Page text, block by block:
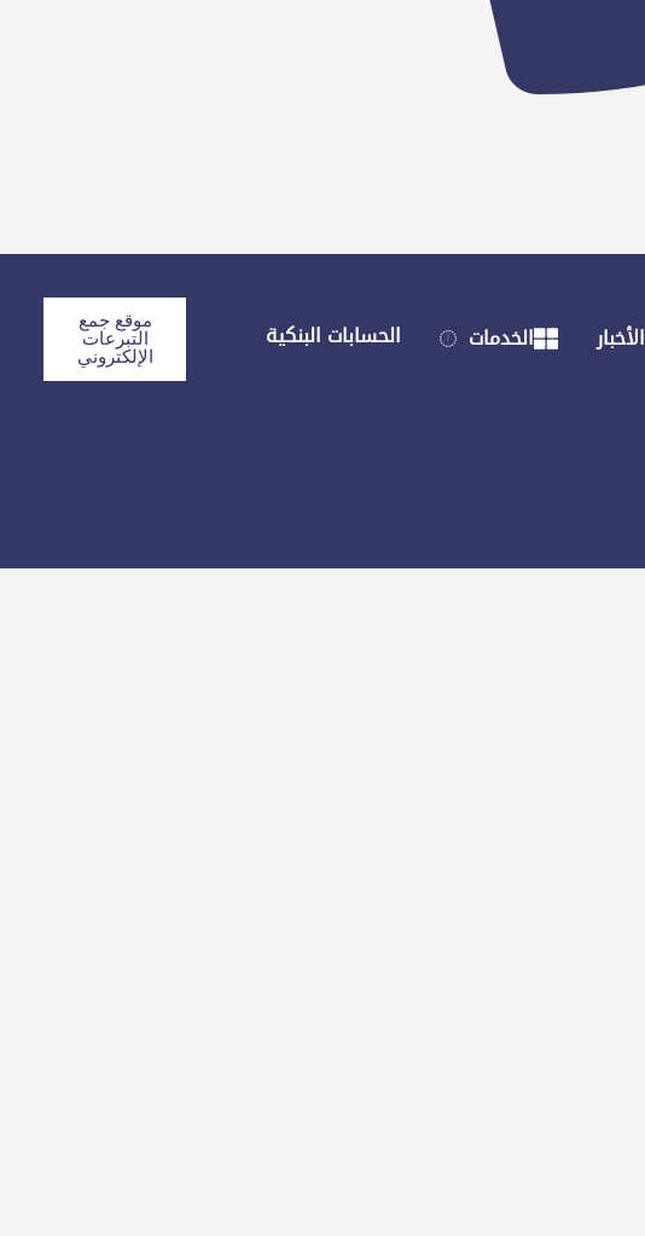
الأخبار الخدمات الحسابات البنكية
موقع جمع
التبرعات
الإلكتروني